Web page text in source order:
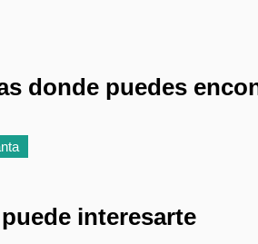
donde puedes
interesarte